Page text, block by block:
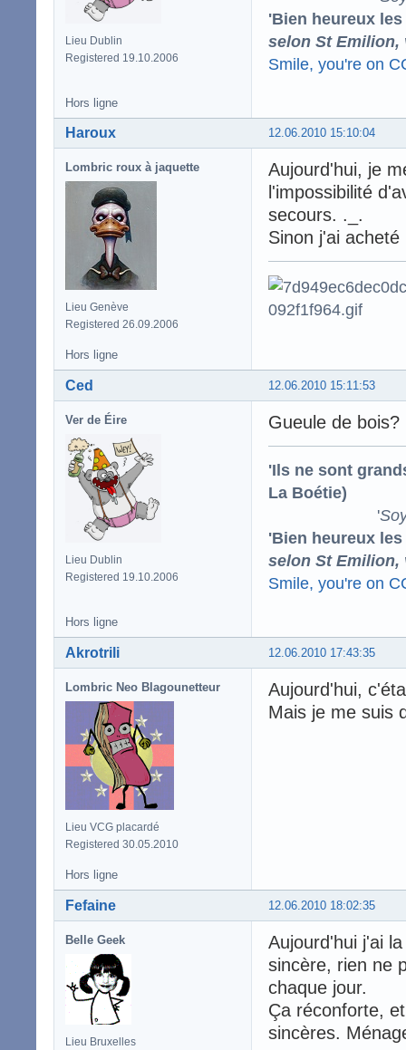
Lieu Dublin
Registered 19.10.2006
'Bien heureux
selon St Emilion,
Smile, you're on
Hors ligne
12.06.2010 15:10:04
Haroux
Lombric roux à jaquette
Lieu Genève
Registered 26.09.2006
Aujourd'hui, je
l'impossibilité
secours. ._.
Sinon j'ai
Hors ligne
12.06.2010 15:11:53
Ced
Ver de Éire
Lieu Dublin
Registered 19.10.2006
Gueule de bois?
'Ils ne sont
La Boétie)
'
'Bien heureux
selon St Emilion,
Smile, you're on
Hors ligne
12.06.2010 17:43:35
Akrotrili
Lombric Neo Blagounetteur
Lieu VCG placardé
Registered 30.05.2010
Aujourd'hui,
Mais je me suis
Hors ligne
12.06.2010 18:02:35
Fefaine
Belle Geek
Lieu Bruxelles
Aujourd'hui j'ai
sincère, rien ne
chaque jour.
Ça réconforte,
sincères.